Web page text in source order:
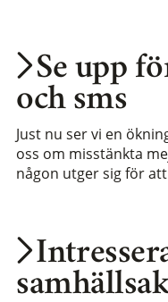
Se upp
och sms
Just nu ser vi en
oss om misstänkta
någon utger sig för